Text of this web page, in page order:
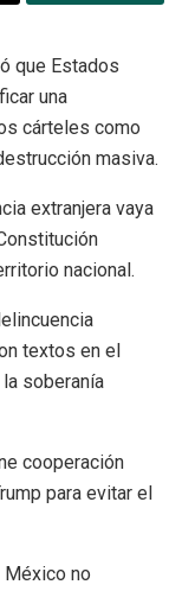
que Estados
una
cárteles como
masiva.
extranjera vaya
nacional.
textos en el
soberanía
cooperación
para evitar el
México no